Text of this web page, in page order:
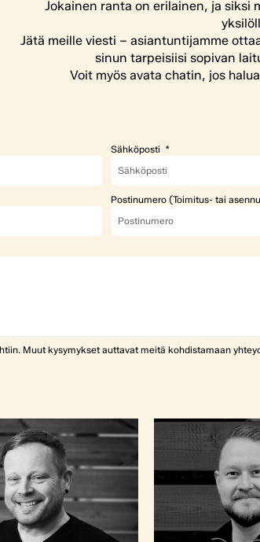
Jokainen ranta on erilainen, ja siksi
Jätä meille viesti – asiantuntijamme
sinun tarpeisiisi sopivan
Voit myös avata chatin, jos
Sähköposti
Postinumero (Toimitus- tai
Muut kysymykset auttavat meitä kohdistamaan